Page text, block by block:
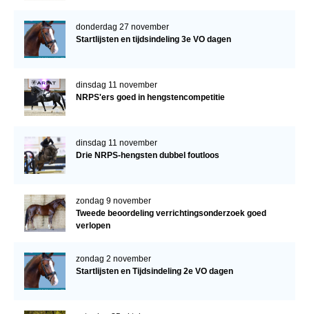
donderdag 27 november
Startlijsten en tijdsindeling 3e VO dagen
dinsdag 11 november
NRPS'ers goed in hengstencompetitie
dinsdag 11 november
Drie NRPS-hengsten dubbel foutloos
zondag 9 november
Tweede beoordeling verrichtingsonderzoek goed
verlopen
zondag 2 november
Startlijsten en Tijdsindeling 2e VO dagen